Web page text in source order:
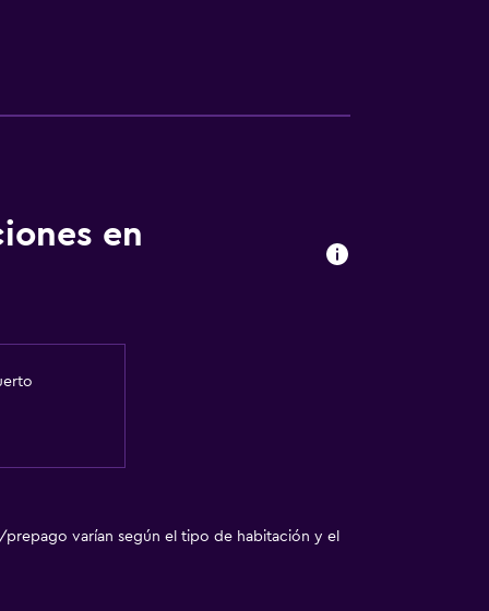
en
varían según el tipo de habitación y el